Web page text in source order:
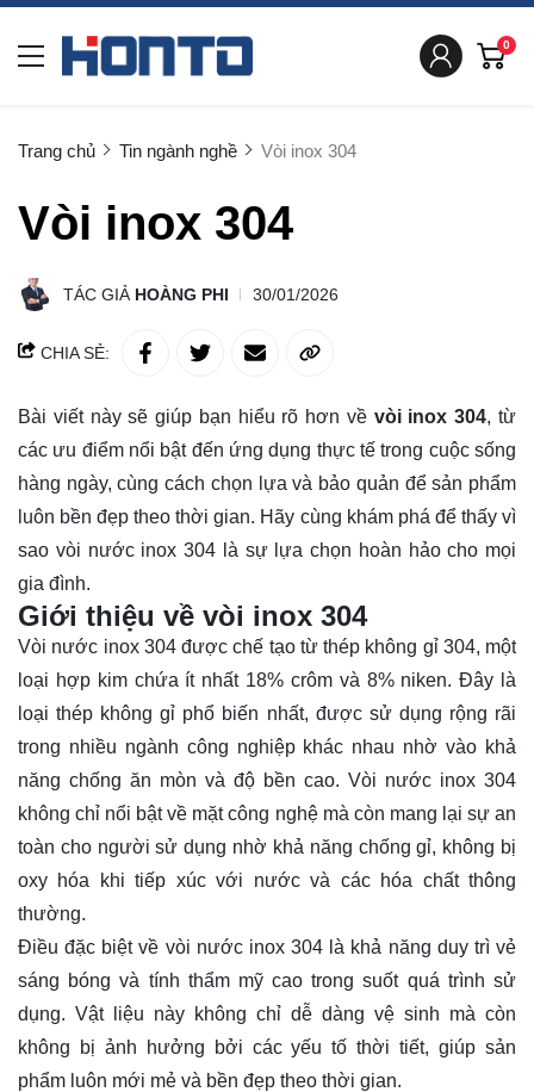
0
Trang chủ Tin ngành nghề Vòi inox 304
Vòi inox 304
TÁC GIẢ HOÀNG PHI 30/01/2026
CHIA SẺ:
Bài viết này sẽ giúp bạn hiểu rõ hơn về vòi inox 304, từ
các ưu điểm nổi bật đến ứng dụng thực tế trong cuộc sống
hàng ngày, cùng cách chọn lựa và bảo quản để sản phẩm
luôn bền đẹp theo thời gian. Hãy cùng khám phá để thấy vì
sao vòi nước inox 304 là sự lựa chọn hoàn hảo cho mọi
gia đình.
Giới thiệu về vòi inox 304
Vòi nước inox 304 được chế tạo từ thép không gỉ 304, một
loại hợp kim chứa ít nhất 18% crôm và 8% niken. Đây là
loại thép không gỉ phổ biến nhất, được sử dụng rộng rãi
trong nhiều ngành công nghiệp khác nhau nhờ vào khả
năng chống ăn mòn và độ bền cao. Vòi nước inox 304
không chỉ nổi bật về mặt công nghệ mà còn mang lại sự an
toàn cho người sử dụng nhờ khả năng chống gỉ, không bị
oxy hóa khi tiếp xúc với nước và các hóa chất thông
thường.
Điều đặc biệt về vòi nước inox 304 là khả năng duy trì vẻ
sáng bóng và tính thẩm mỹ cao trong suốt quá trình sử
dụng. Vật liệu này không chỉ dễ dàng vệ sinh mà còn
không bị ảnh hưởng bởi các yếu tố thời tiết, giúp sản
phẩm luôn mới mẻ và bền đẹp theo thời gian.